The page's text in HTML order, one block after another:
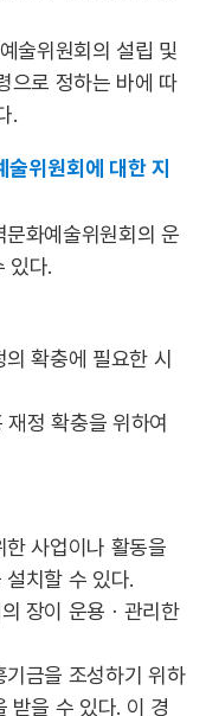
술위원회의 설립 및
으로 정하는 바에 따
.
위원회에 대한 지
화예술위원회의 운
있다.
확충에 필요한 시
정 확충을 위하여
사업이나 활동을
치할 수 있다.
장이 운용ㆍ관리한
금을 조성하기 위하
받을 수 있다. 이 경